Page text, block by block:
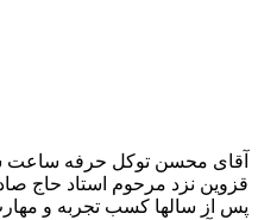
قزوین نزد مرحوم استاد حاج